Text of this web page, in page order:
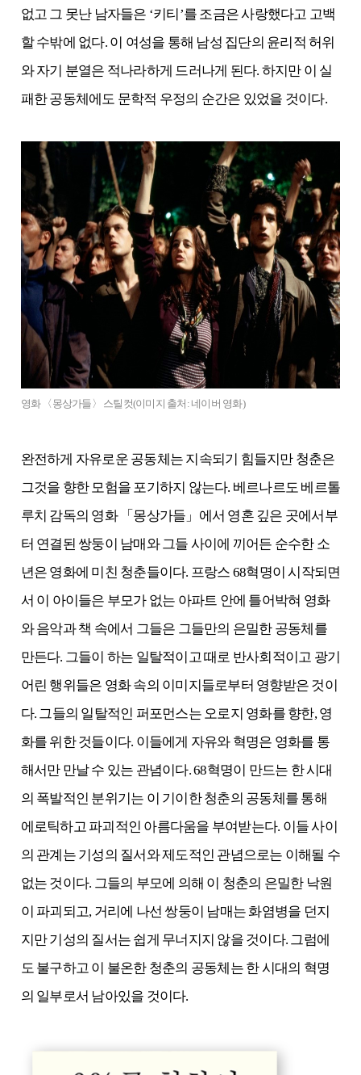
없고 그 못난 남자들은 ‘키티’를 조금은 사랑했다고 고백
할 수밖에 없다. 이 여성을 통해 남성 집단의 윤리적 허위
와 자기 분열은 적나라하게 드러나게 된다. 하지만 이 실
패한 공동체에도 문학적 우정의 순간은 있었을 것이다.
영화 〈몽상가들〉 스틸컷(이미지 출처: 네이버 영화)
완전하게 자유로운 공동체는 지속되기 힘들지만 청춘은
그것을 향한 모험을 포기하지 않는다. 베르나르도 베르톨
루치 감독의 영화 「몽상가들」에서 영혼 깊은 곳에서부
터 연결된 쌍둥이 남매와 그들 사이에 끼어든 순수한 소
년은 영화에 미친 청춘들이다. 프랑스 68혁명이 시작되면
서 이 아이들은 부모가 없는 아파트 안에 틀어박혀 영화
와 음악과 책 속에서 그들은 그들만의 은밀한 공동체를
만든다. 그들이 하는 일탈적이고 때로 반사회적이고 광기
어린 행위들은 영화 속의 이미지들로부터 영향받은 것이
다. 그들의 일탈적인 퍼포먼스는 오로지 영화를 향한, 영
화를 위한 것들이다. 이들에게 자유와 혁명은 영화를 통
해서만 만날 수 있는 관념이다. 68혁명이 만드는 한 시대
의 폭발적인 분위기는 이 기이한 청춘의 공동체를 통해
에로틱하고 파괴적인 아름다움을 부여받는다. 이들 사이
의 관계는 기성의 질서와 제도적인 관념으로는 이해될 수
없는 것이다. 그들의 부모에 의해 이 청춘의 은밀한 낙원
이 파괴되고, 거리에 나선 쌍둥이 남매는 화염병을 던지
지만 기성의 질서는 쉽게 무너지지 않을 것이다. 그럼에
도 불구하고 이 불온한 청춘의 공동체는 한 시대의 혁명
의 일부로서 남아있을 것이다.